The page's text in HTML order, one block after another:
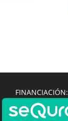
FINANCIACIÓN: